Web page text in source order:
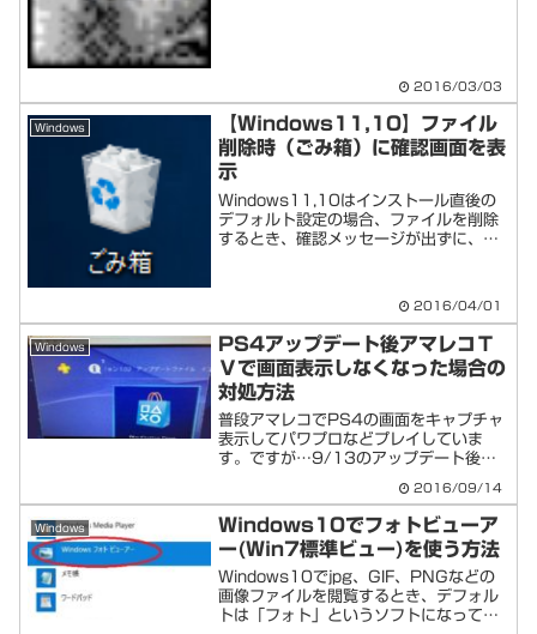
2016/03/03
Windows
【Windows11,10】ファイル
削除時（ごみ箱）に確認画面を表
示
Windows11,10はインストール直後の
デフォルト設定の場合、ファイルを削除
するとき、確認メッセージが出ずに、即
2016/04/01
Windows
PS4アップデート後アマレコＴ
Ｖで画面表示しなくなった場合の
対処方法
普段アマレコでPS4の画面をキャプチャ
表示してパワプロなどプレイしていま
す。ですが…9/13のアップデート後、
た。以下、原因と対処方法をメモ残しま
す。原因PS4のアップデートにより、
PS4側の設定が一部リセ...
2016/09/14
Windows
Windows10でフォトビューア
ー(Win7標準ビュー)を使う方法
Windows10でjpg、GIF、PNGなどの
画像ファイルを閲覧するとき、デフォル
トは「フォト」というソフトになってい